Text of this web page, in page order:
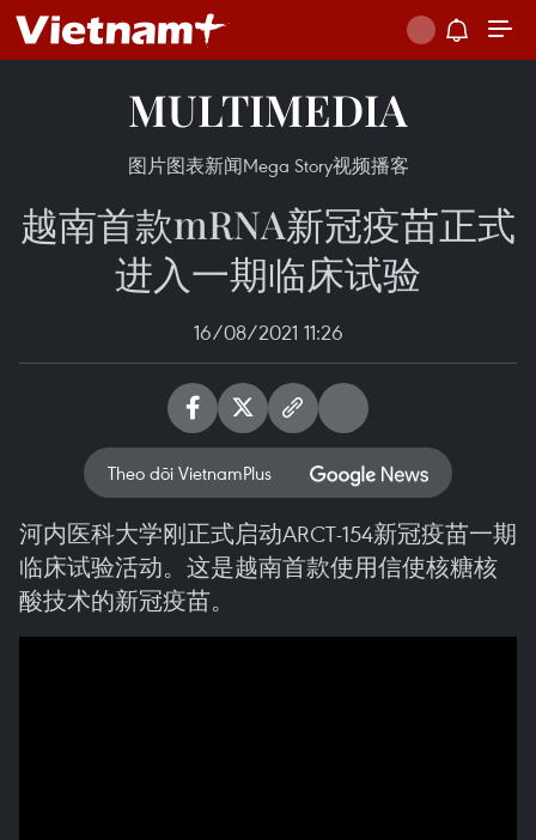
MULTIMEDIA
图片图表新闻Mega Story视频播客
越南首款mRNA新冠疫苗正式
进入一期临床试验
16/08/2021 11:26
Theo dõi VietnamPlus
河内医科大学刚正式启动ARCT-154新冠疫苗一期
临床试验活动。这是越南首款使用信使核糖核
酸技术的新冠疫苗。